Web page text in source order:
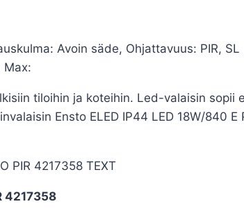
Avoin säde, Ohjattavuus: PIR,
Max:
tiloihin ja koteihin. Led-valaisin sopii
Ensto ELED IP44 LED 18W/840
PIR 4217358 TEXT
4217358